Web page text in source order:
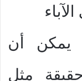
يمكن أن
مثل